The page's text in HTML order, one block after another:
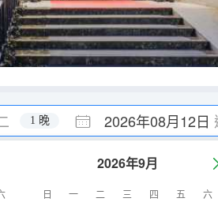
2026年08月12日
1 晚
2026年9月
日 一 二 三 四 五
六
（客卧分區+智能麻將桌）